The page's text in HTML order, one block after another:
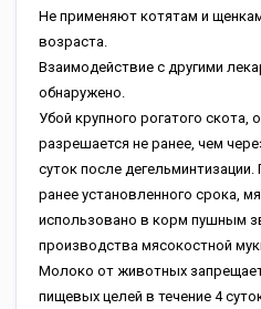
Не применяют котятам и
возраста.
Взаимодействие с другими
обнаружено.
Убой крупного рогатого скота,
разрешается не ранее, чем
суток после
ранее установленного срока,
использовано в корм пушным
производства мясокостной
Молоко от животных
пищевых целей в течение 4